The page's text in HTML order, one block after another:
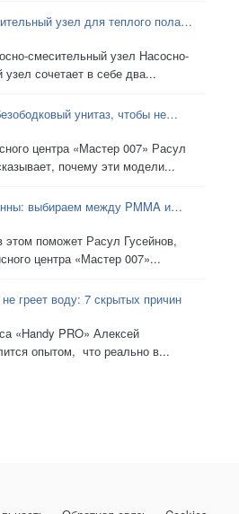
узел для теплого пола:
модель
смесительный узел Насосно-
сочетает в себе два...
унитаз, чтобы не
от мастера
центра «Мастер 007» Расул
почему эти модели...
выбираем между PMMA и
этом поможет Расул Гусейнов,
центра «Мастер 007»...
греет воду: 7 скрытых причин
«Handy PRO» Алексей
опытом, что реально в...